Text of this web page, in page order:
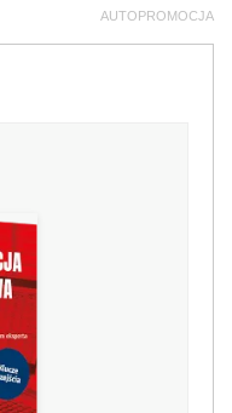
AUTOPROMOCJA